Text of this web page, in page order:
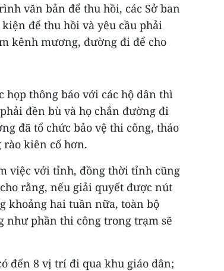
văn bản để thu hồi, các Sở ban
để thu hồi và yêu cầu phải
kênh mương, đường đi để cho
họp thông báo với các hộ dân thì
đền bù và họ chắn đường đi
đã tổ chức bảo vệ thi công, tháo
kiên cố hơn.
việc với tỉnh, đồng thời tỉnh cũng
rằng, nếu giải quyết được nút
khoảng hai tuần nữa, toàn bộ
như phần thi công trong trạm sẽ
đến 8 vị trí đi qua khu giáo dân;